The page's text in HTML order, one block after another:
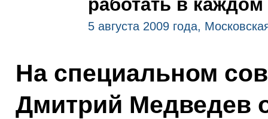
работать в каждом
5 августа 2009 года,
На специальном
Дмитрий Медведев